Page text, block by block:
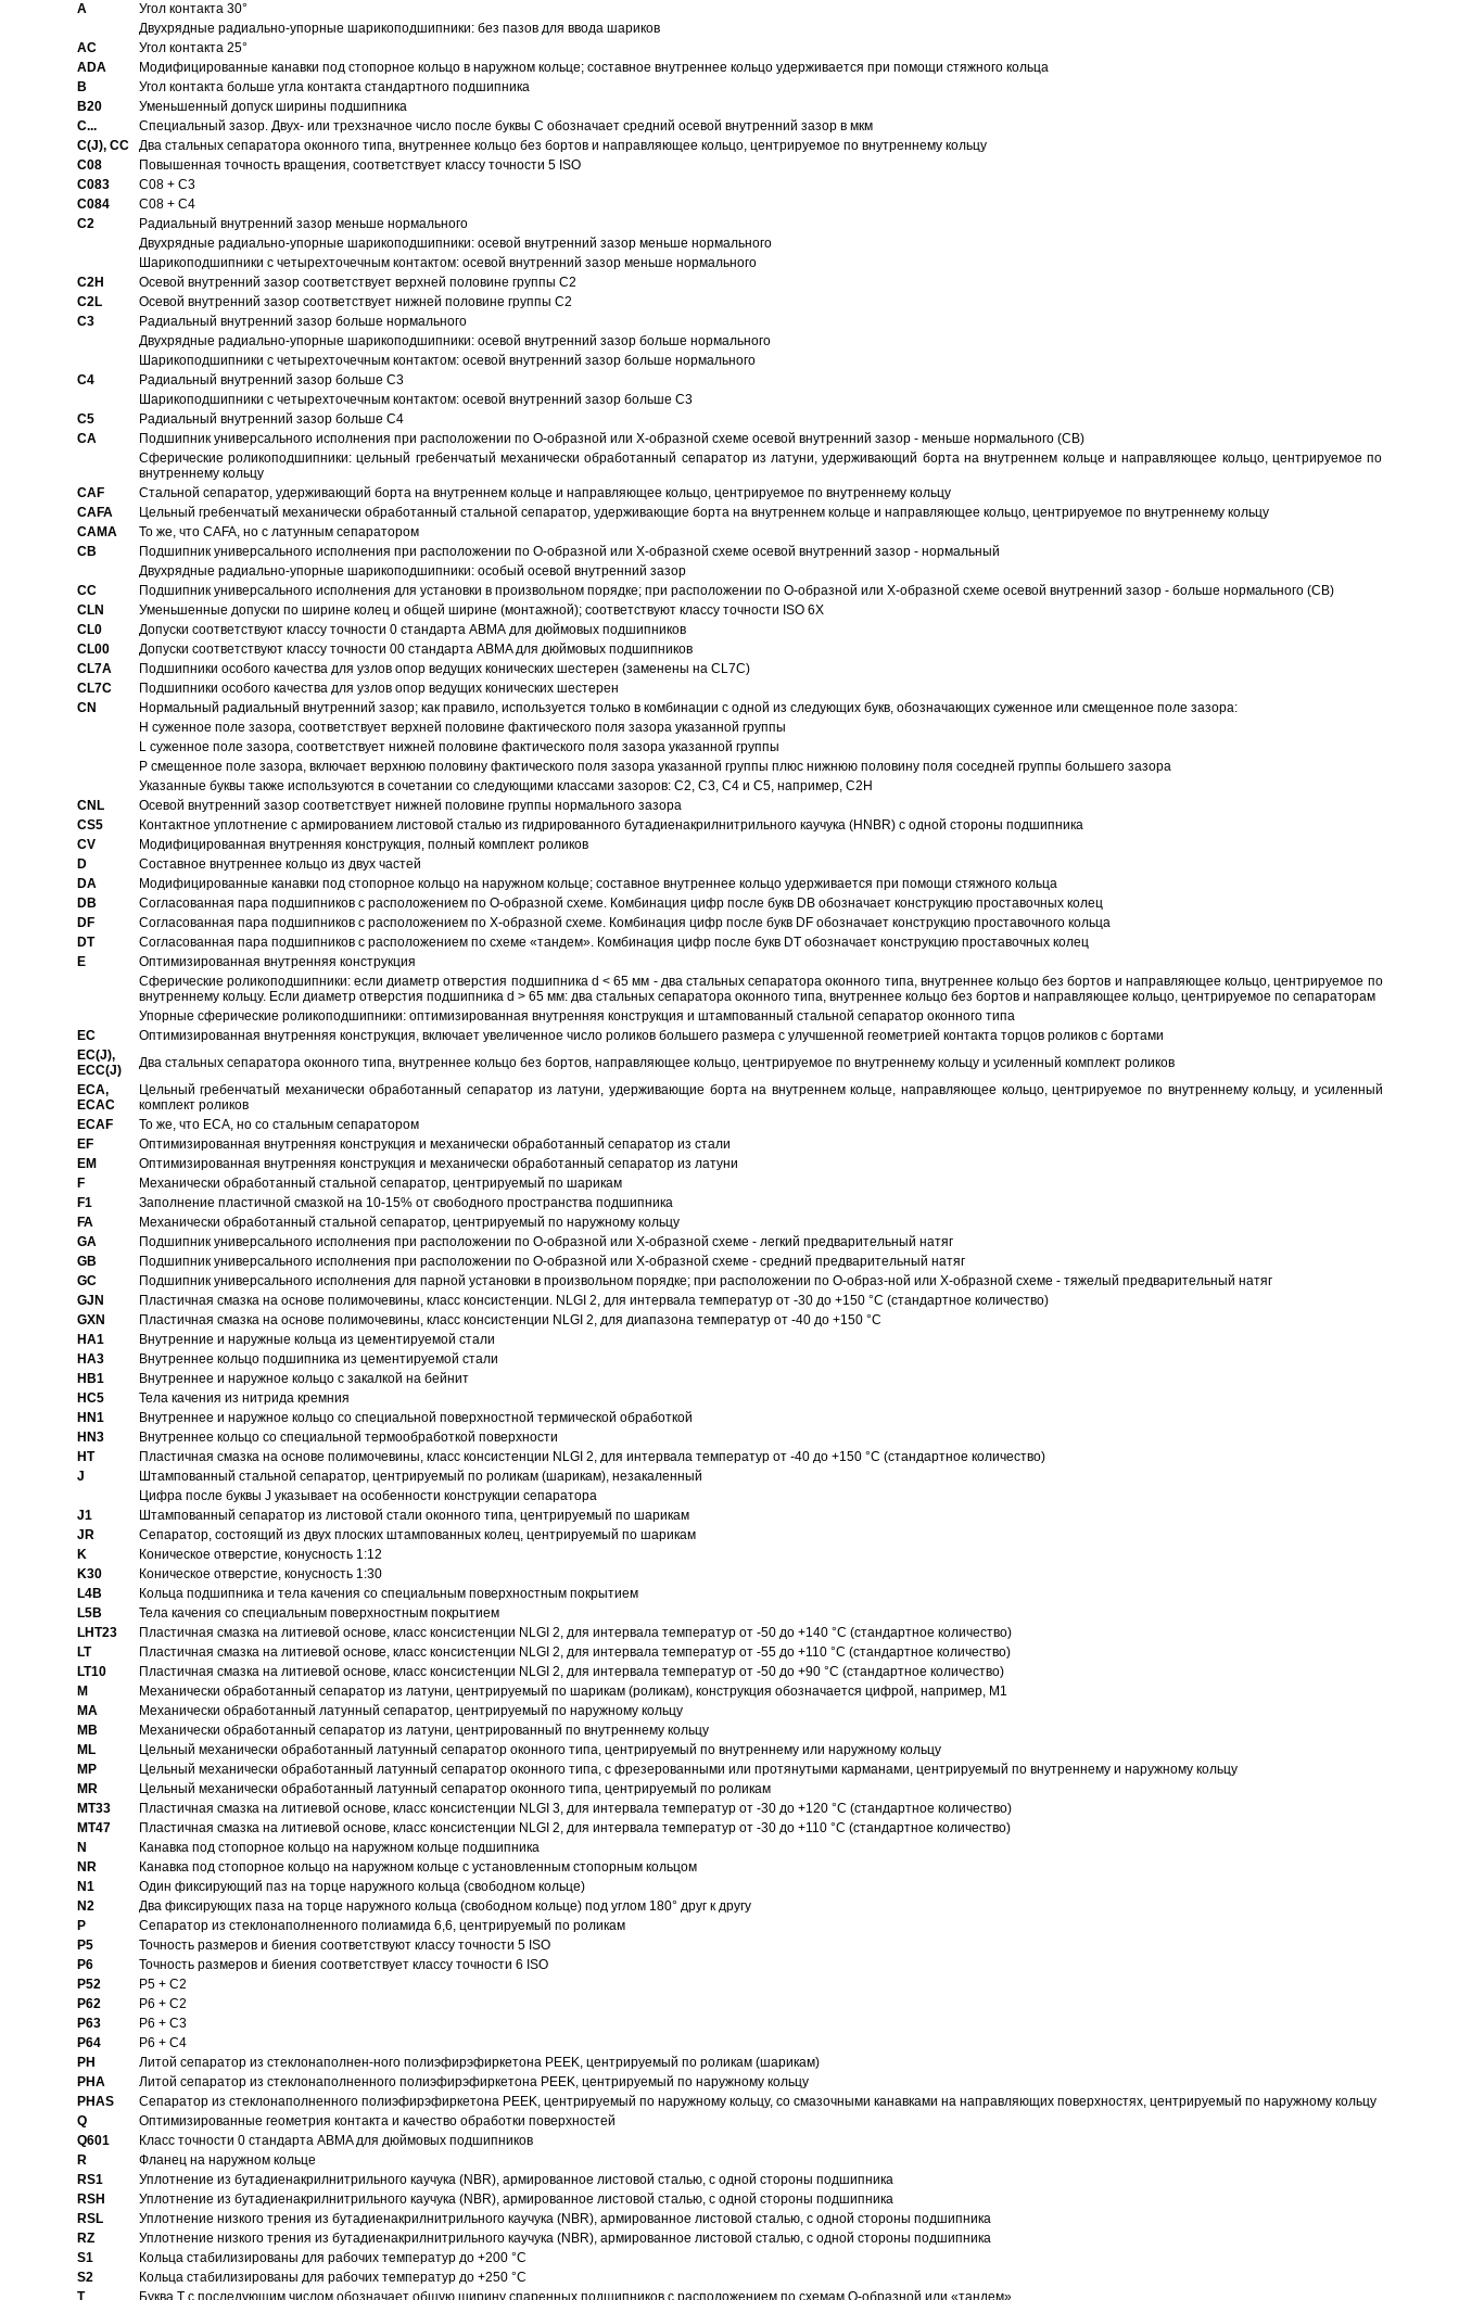
A
Угол контакта 30°
Двухрядные радиально-упорные шарикоподшипники: без пазов для ввода шариков
AC
Угол контакта 25°
ADA
Модифицированные канавки под стопорное кольцо в наружном кольце; составное внутреннее кольцо удерживается при помощи стяжного кольца
B
Угол контакта больше угла контакта стандартного подшипника
B20
Уменьшенный допуск ширины подшипника
C...
Специальный зазор. Двух- или трехзначное число после буквы С обозначает средний осевой внутренний зазор в мкм
C(J), CC
Два стальных сепаратора оконного типа, внутреннее кольцо без бортов и направляющее кольцо, центрируемое по внутреннему кольцу
C08
Повышенная точность вращения, соответствует классу точности 5 ISO
C083
C08 + C3
C084
C08 + C4
C2
Pадиальный внутренний зазор меньше нормального
Двухрядные радиально-упорные шарикоподшипники: осевой внутренний зазор меньше нормального
Шарикоподшипники с четырехточечным контактом: осевой внутренний зазор меньше нормального
C2H
Осевой внутренний зазор соответствует верхней половине группы C2
C2L
Осевой внутренний зазор соответствует нижней половине группы C2
C3
Pадиальный внутренний зазор больше нормального
Двухрядные радиально-упорные шарикоподшипники: осевой внутренний зазор больше нормального
Шарикоподшипники с четырехточечным контактом: осевой внутренний зазор больше нормального
C4
Pадиальный внутренний зазор больше C3
Шарикоподшипники с четырехточечным контактом: осевой внутренний зазор больше C3
C5
Pадиальный внутренний зазор больше C4
CA
Подшипник универсального исполнения при расположении по О-образной или Х-образной схеме осевой внутренний зазор - меньше нормального (CB)
Сферические роликоподшипники: цельный гребенчатый механически обработанный сепаратор из латуни, удерживающий борта на внутреннем кольце и направляющее кольцо, центрируемое по
внутреннему кольцу
CAF
Стальной сепаратор, удерживающий борта на внутреннем кольце и направляющее кольцо, центрируемое по внутреннему кольцу
CAFA
Цельный гребенчатый механически обработанный стальной сепаратор, удерживающие борта на внутреннем кольце и направляющее кольцо, центрируемое по внутреннему кольцу
CAMA
То же, что CAFA, но с латунным сепаратором
CB
Подшипник универсального исполнения при расположении по О-образной или Х-образной схеме осевой внутренний зазор - нормальный
Двухрядные радиально-упорные шарикоподшипники: особый осевой внутренний зазор
CC
Подшипник универсального исполнения для установки в произвольном порядке; при расположении по О-образной или Х-образной схеме осевой внутренний зазор - больше нормального (CB)
CLN
Уменьшенные допуски по ширине колец и общей ширине (монтажной); соответствуют классу точности ISO 6X
CL0
Допуски соответствуют классу точности 0 стандарта АВМА для дюймовых подшипников
CL00
Допуски соответствуют классу точности 00 стандарта ABMA для дюймовых подшипников
CL7A
Подшипники особого качества для узлов опор ведущих конических шестерен (заменены на CL7C)
CL7C
Подшипники особого качества для узлов опор ведущих конических шестерен
CN
Hормальный радиальный внутренний зазор; как правило, используется только в комбинации с одной из следующих букв, обозначающих суженное или смещенное поле зазора:
H суженное поле зазора, соответствует верхней половине фактического поля зазора указанной группы
L суженное поле зазора, соответствует нижней половине фактического поля зазора указанной группы
P смещенное поле зазора, включает верхнюю половину фактического поля зазора указанной группы плюс нижнюю половину поля соседней группы большего зазора
Указанные буквы также используются в сочетании со следующими классами зазоров: С2, C3, С4 и С5, например, С2Н
CNL
Осевой внутренний зазор соответствует нижней половине группы нормального зазора
CS5
Контактное уплотнение с армированием листовой сталью из гидрированного бутадиенакрилнитрильного каучука (HNBR) с одной стороны подшипника
CV
Модифицированная внутренняя конструкция, полный комплект роликов
D
Составное внутреннее кольцо из двух частей
DA
Модифицированные канавки под стопорное кольцо на наружном кольце; составное внутреннее кольцо удерживается при помощи стяжного кольца
DB
Согласованная пара подшипников с расположением по О-образной схеме. Комбинация цифр после букв DB обозначает конструкцию проставочных колец
DF
Согласованная пара подшипников с расположением по Х-образной схеме. Комбинация цифр после букв DF обозначает конструкцию проставочного кольца
DT
Согласованная пара подшипников с расположением по схеме «тандем». Комбинация цифр после букв DT обозначает конструкцию проставочных колец
E
Оптимизированная внутренняя конструкция
Сферические роликоподшипники: если диаметр отверстия подшипника d < 65 мм - два стальных сепаратора оконного типа, внутреннее кольцо без бортов и направляющее кольцо, центрируемое по
внутреннему кольцу. Если диаметр отверстия подшипника d > 65 мм: два стальных сепаратора оконного типа, внутреннее кольцо без бортов и направляющее кольцо, центрируемое по сепараторам
Упорные сферические роликоподшипники: оптимизированная внутренняя конструкция и штампованный стальной сепаратор оконного типа
EC
Oптимизированная внутренняя конструкция, включает увеличенное число роликов большего размера с улучшенной геометрией контакта торцов роликов с бортами
EC(J),
ECC(J)
Два стальных сепаратора оконного типа, внутреннее кольцо без бортов, направляющее кольцо, центрируемое по внутреннему кольцу и усиленный комплект роликов
ECA,
ECAC
Цельный гребенчатый механически обработанный сепаратор из латуни, удерживающие борта на внутреннем кольце, направляющее кольцо, центрируемое по внутреннему кольцу, и усиленный
комплект роликов
ECAF
То же, что ECA, но со стальным сепаратором
EF
Оптимизированная внутренняя конструкция и механически обработанный сепаратор из стали
EM
Оптимизированная внутренняя конструкция и механически обработанный сепаратор из латуни
F
Механически обработанный стальной сепаратор, центрируемый по шарикам
F1
Заполнение пластичной смазкой на 10-15% от свободного пространства подшипника
FA
Механически обработанный стальной сепаратор, центрируемый по наружному кольцу
GA
Подшипник универсального исполнения при расположении по О-образной или Х-образной схеме - легкий предварительный натяг
GB
Подшипник универсального исполнения при расположении по О-образной или Х-образной схеме - средний предварительный натяг
GC
Подшипник универсального исполнения для парной установки в произвольном порядке; при расположении по О-образ-ной или Х-образной схеме - тяжелый предварительный натяг
GJN
Пластичная смазка на основе полимочевины, класс консистенции. NLGI 2, для интервала температур от -30 до +150 °C (стандартное количество)
GXN
Пластичная смазка на основе полимочевины, класс консистенции NLGI 2, для диапазона температур от -40 до +150 °C
HA1
Внутренние и наружные кольца из цементируемой стали
HA3
Bнутреннее кольцо подшипника из цементируемой стали
HB1
Bнутреннее и наружное кольцо с закалкой на бейнит
HC5
Тела качения из нитрида кремния
HN1
Bнутреннее и наружное кольцо со специальной поверхностной термической обработкой
HN3
Внутреннее кольцо со специальной термообработкой поверхности
HT
Пластичная смазка на основе полимочевины, класс консистенции NLGI 2, для интервала температур от -40 до +150 °C (стандартное количество)
J
Штампованный стальной сепаратор, центрируемый по роликам (шарикам), незакаленный
Цифра после буквы J указывает на особенности конструкции сепаратора
J1
Штампованный сепаратор из листовой стали оконного типа, центрируемый по шарикам
JR
Сепаратор, состоящий из двух плоских штампованных колец, центрируемый по шарикам
K
Коническое отверстие, конусность 1:12
K30
Коническое отверстие, конусность 1:30
L4B
Кольца подшипника и тела качения со специальным поверхностным покрытием
L5B
Тела качения со специальным поверхностным покрытием
LHT23
Пластичная смазка на литиевой основе, класс консистенции NLGI 2, для интервала температур от -50 до +140 °C (стандартное количество)
LT
Пластичная смазка на литиевой основе, класс консистенции NLGI 2, для интервала температур от -55 до +110 °C (стандартное количество)
LT10
Пластичная смазка на литиевой основе, класс консистенции NLGI 2, для интервала температур от -50 до +90 °C (стандартное количество)
M
Механически обработанный сепаратор из латуни, центрируемый по шарикам (роликам), конструкция обозначается цифрой, например, M1
MA
Механически обработанный латунный сепаратор, центрируемый по наружному кольцу
MB
Механически обработанный сепаратор из латуни, центрированный по внутреннему кольцу
ML
Цельный механически обработанный латунный сепаратор оконного типа, центрируемый по внутреннему или наружному кольцу
MP
Цельный механически обработанный латунный сепаратор оконного типа, с фрезерованными или протянутыми карманами, центрируемый по внутреннему и наружному кольцу
MR
Цельный механически обработанный латунный сепаратор оконного типа, центрируемый по роликам
MT33
Пластичная смазка на литиевой основе, класс консистенции NLGI 3, для интервала температур от -30 до +120 °C (стандартное количество)
MT47
Пластичная смазка на литиевой основе, класс консистенции NLGI 2, для интервала температур от -30 до +110 °C (стандартное количество)
N
Канавка под стопорное кольцо на наружном кольце подшипника
NR
Канавка под стопорное кольцо на наружном кольце с установленным стопорным кольцом
N1
Один фиксирующий паз на торце наружного кольца (свободном кольце)
N2
Два фиксирующих паза на торце наружного кольца (свободном кольце) под углом 180° друг к другу
P
Cепаратор из стеклонаполненного полиамида 6,6, центрируемый по роликам
P5
Точность размеров и биения соответствуют классу точности 5 ISO
P6
Точность размеров и биения соответствует классу точности 6 ISO
P52
P5 + C2
P62
P6 + C2
P63
P6 + C3
P64
P6 + C4
PH
Литой сепаратор из стеклонаполнен-ного полиэфирэфиркетона PEEK, центрируемый по роликам (шарикам)
PHA
Литой сепаратор из стеклонаполненного полиэфирэфиркетона PEEK, центрируемый по наружному кольцу
PHAS
Сепаратор из стеклонаполненного полиэфирэфиркетона PEEK, центрируемый по наружному кольцу, со смазочными канавками на направляющих поверхностях, центрируемый по наружному кольцу
Q
Оптимизированные геометрия контакта и качество обработки поверхностей
Q601
Класс точности 0 стандарта ABMA для дюймовых подшипников
R
Фланец на наружном кольце
RS1
Уплотнение из бутадиенакрилнитрильного каучука (NBR), армированное листовой сталью, с одной стороны подшипника
RSH
Уплотнение из бутадиенакрилнитрильного каучука (NBR), армированное листовой сталью, с одной стороны подшипника
RSL
Уплотнение низкого трения из бутадиенакрилнитрильного каучука (NBR), армированное листовой сталью, с одной стороны подшипника
RZ
Уплотнение низкого трения из бутадиенакрилнитрильного каучука (NBR), армированное листовой сталью, с одной стороны подшипника
S1
Кольца стабилизированы для рабочих температур до +200 °C
S2
Кольца стабилизированы для рабочих температур до +250 °C
T
Буква T с последующим числом обозначает общую ширину спаренных подшипников с расположением по схемам О-образной или «тандем»